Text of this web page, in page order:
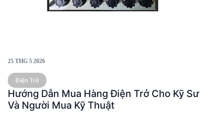
25 THG 5 2026
Điện Trở
Hướng Dẫn Mua Hàng Điện Trở Cho Kỹ Sư
Và Người Mua Kỹ Thuật